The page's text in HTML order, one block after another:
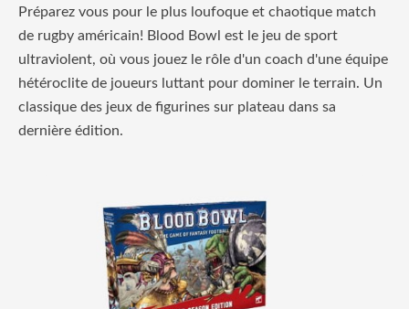
Préparez vous pour le plus loufoque et chaotique match
de rugby américain! Blood Bowl est le jeu de sport
ultraviolent, où vous jouez le rôle d'un coach d'une équipe
hétéroclite de joueurs luttant pour dominer le terrain. Un
classique des jeux de figurines sur plateau dans sa
dernière édition.